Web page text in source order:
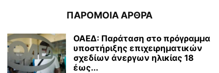
ΠΑΡΟΜΟΙΑ ΑΡΘΡΑ
ΟΑΕΔ: Παράταση στο πρόγραμμα
υποστήριξης επιχειρηματικών
σχεδίων άνεργων ηλικίας 18
έως...